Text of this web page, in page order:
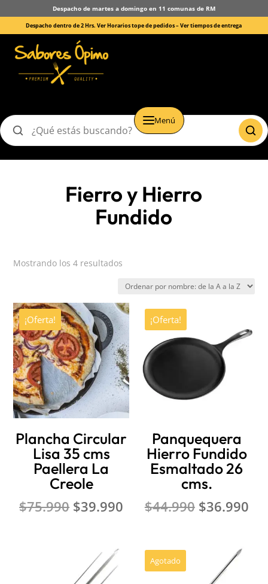
Despacho de martes a domingo en 11 comunas de RM
Despacho dentro de 2 Hrs. Ver Horarios tope de pedidos –Ver tiempos de entrega
Menú
Buscar
Fierro y Hierro
Fundido
Mostrando los 4 resultados
¡Oferta!
Plancha Circular
Lisa 35 cms
Paellera La
Creole
$75.990 El
era:
$75.990.
$39.990
$39.990.
¡Oferta!
Panquequera
Hierro Fundido
Esmaltado 26
cms.
$44.990 El
$44.990.
$36.990El
Agotado